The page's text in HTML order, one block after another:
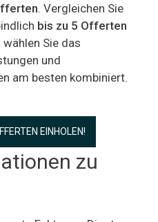
. Vergleichen Sie
bis zu 5 Offerten
Sie das
und
am besten kombiniert.
EINHOLEN!
zu